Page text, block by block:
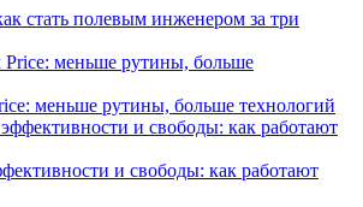
стать полевым инженером за три
меньше рутины, больше технологий
и свободы: как работают